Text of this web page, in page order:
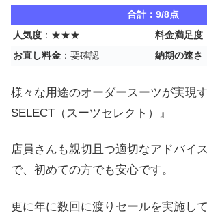
合計：9/8点
人気度 ：★★★ 料金満足度
お直し料金 ：要確認 納期の速さ
様々な用途のオーダースーツが実現
SELECT（スーツセレクト）』
店員さんも親切且つ適切なアドバイ
で、初めての方でも安心です。
更に年に数回に渡りセールを実施し